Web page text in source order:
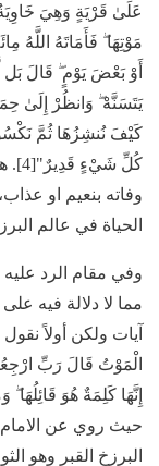
عَلَىٰ قَرْيَةٍ وَهِيَ
مَوْتِهَا ۖ فَأَمَاتَهُ اللَّهُ
أَوْ بَعْضَ يَوْمٍ ۖ قَالَ
يَتَسَنَّهْ ۖ وَانظُرْ إِلَىٰ
كَيْفَ نُنشِزُهَا ثُمَّ
كُلِّ
وفاته بنعيم او
الحياة في عالم
وفي مقام الرد
مما لا دلالة فيه
آيات ولكن أولاً
حيث روي عن الامام
البرزخ القبر وهو